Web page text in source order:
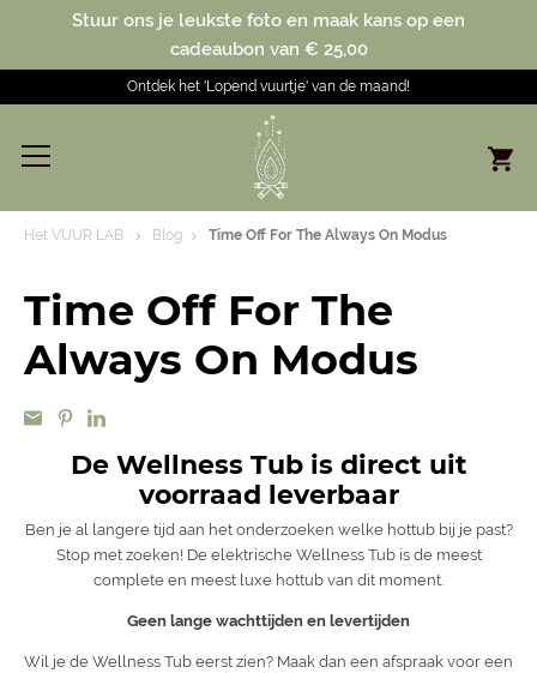
Stuur ons je leukste foto en maak kans op een
cadeaubon van € 25,00
Ontdek het 'Lopend vuurtje' van de maand!
Het VUUR LAB. Blog Time Off For The Always On Modus
Time Off For The
Always On Modus
De Wellness Tub is direct uit
voorraad leverbaar
Ben je al langere tijd aan het onderzoeken welke hottub bij je past?
Stop met zoeken! De elektrische Wellness Tub is de meest
complete en meest luxe hottub van dit moment.
Geen lange wachttijden en levertijden
Wil je de Wellness Tub eerst zien? Maak dan een afspraak voor een